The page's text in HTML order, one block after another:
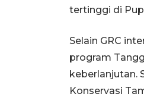
tertinggi di
Selain GRC
program
keberlanjutan.
Konservasi